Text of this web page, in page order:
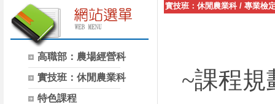
高職部：農場經營科
實技班：休閒農業科
特色課程
實技班：休閒農業科 / 專業檢
~課程規